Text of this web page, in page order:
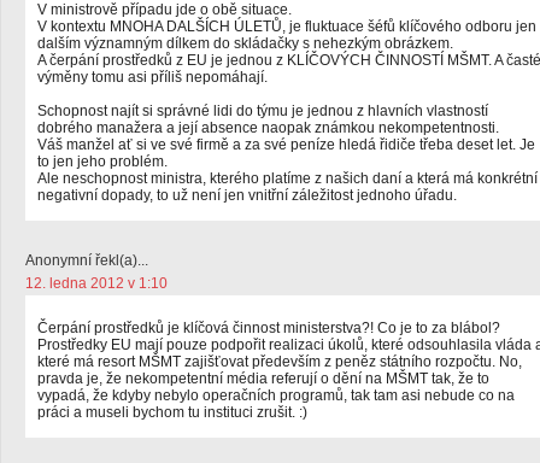
V ministrově případu jde o obě situace.
V kontextu MNOHA DALŠÍCH ÚLETŮ, je fluktuace šéfů klíčového odboru jen
dalším významným dílkem do skládačky s nehezkým obrázkem.
A čerpání prostředků z EU je jednou z KLÍČOVÝCH ČINNOSTÍ MŠMT. A časté
výměny tomu asi příliš nepomáhají.
Schopnost najít si správné lidi do týmu je jednou z hlavních vlastností
dobrého manažera a její absence naopak známkou nekompetentnosti.
Váš manžel ať si ve své firmě a za své peníze hledá řidiče třeba deset let. Je
to jen jeho problém.
Ale neschopnost ministra, kterého platíme z našich daní a která má konkrétní
negativní dopady, to už není jen vnitřní záležitost jednoho úřadu.
Anonymní řekl(a)...
12. ledna 2012 v 1:10
Čerpání prostředků je klíčová činnost ministerstva?! Co je to za blábol?
Prostředky EU mají pouze podpořit realizaci úkolů, které odsouhlasila vláda
které má resort MŠMT zajišťovat především z peněz státního rozpočtu. No,
pravda je, že nekompetentní média referují o dění na MŠMT tak, že to
vypadá, že kdyby nebylo operačních programů, tak tam asi nebude co na
práci a museli bychom tu instituci zrušit. :)